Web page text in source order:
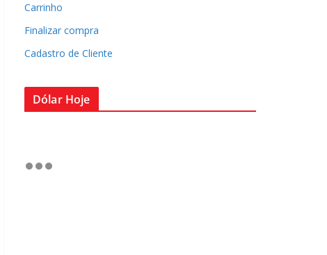
Carrinho
Finalizar compra
Cadastro de Cliente
Dólar Hoje